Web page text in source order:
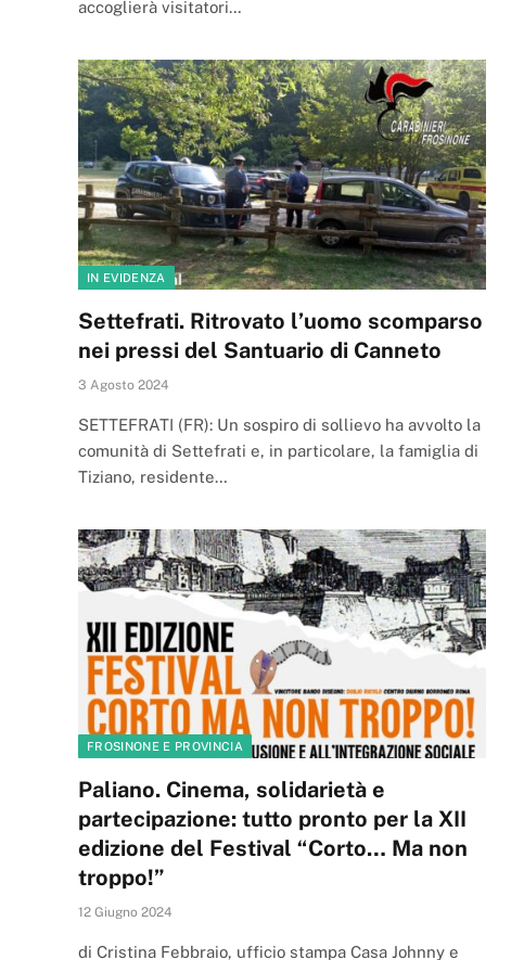
accoglierà visitatori…
IN EVIDENZA
Settefrati. Ritrovato l’uomo scomparso
nei pressi del Santuario di Canneto
3 Agosto 2024
SETTEFRATI (FR): Un sospiro di sollievo ha avvolto la
comunità di Settefrati e, in particolare, la famiglia di
Tiziano, residente…
FROSINONE E PROVINCIA
Paliano. Cinema, solidarietà e
partecipazione: tutto pronto per la XII
edizione del Festival “Corto… Ma non
troppo!”
12 Giugno 2024
di Cristina Febbraio, ufficio stampa Casa Johnny e